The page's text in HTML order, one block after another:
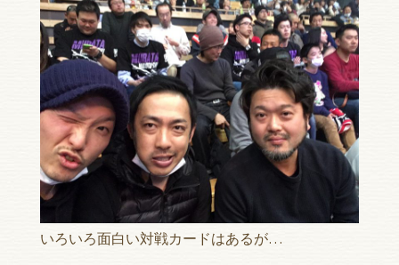
いろいろ面白い対戦カードはあるが…